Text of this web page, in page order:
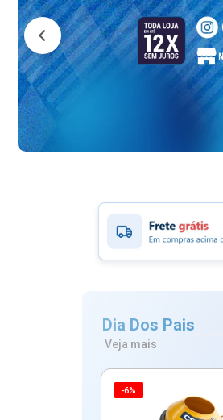
Dia Dos Pais
Veja mais
-6%